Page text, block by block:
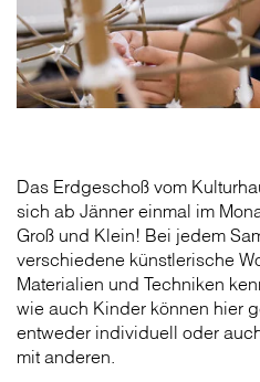
Das Erdgeschoß vom
sich ab Jänner einmal im
Groß und Klein! Bei jedem
verschiedene künstlerische
Materialien und Techniken
wie auch Kinder können hier
entweder individuell oder
mit anderen.